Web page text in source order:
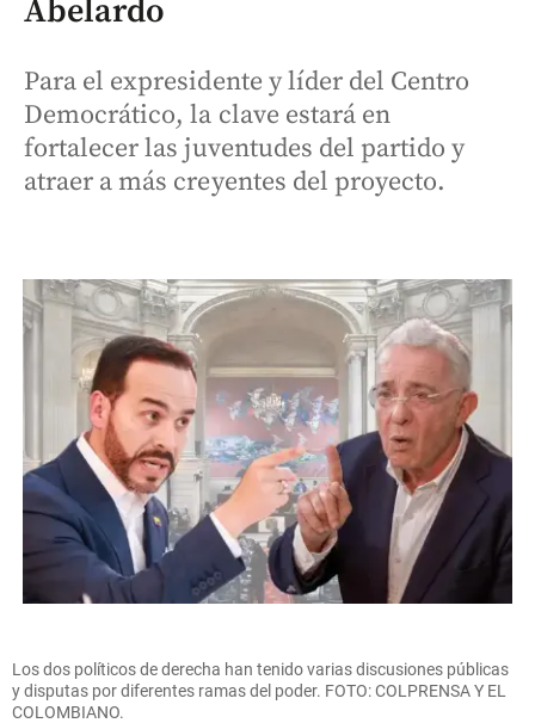
Abelardo
Para el expresidente y líder del Centro
Democrático, la clave estará en
fortalecer las juventudes del partido y
atraer a más creyentes del proyecto.
Los dos políticos de derecha han tenido varias discusiones públicas
y disputas por diferentes ramas del poder. FOTO: COLPRENSA Y EL
COLOMBIANO.